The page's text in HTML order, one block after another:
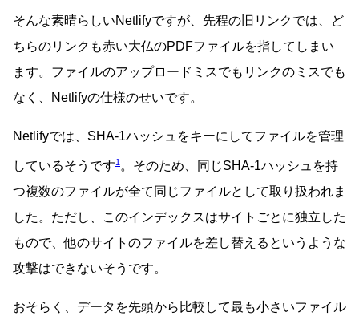
そんな素晴らしいNetlifyですが、先程の旧リンクでは、ど
ちらのリンクも赤い大仏のPDFファイルを指してしまい
ます。ファイルのアップロードミスでもリンクのミスでも
なく、Netlifyの仕様のせいです。
Netlifyでは、SHA-1ハッシュをキーにしてファイルを管理
しているそうです1 。そのため、同じSHA-1ハッシュを持
つ複数のファイルが全て同じファイルとして取り扱われま
した。ただし、このインデックスはサイトごとに独立した
もので、他のサイトのファイルを差し替えるというような
攻撃はできないそうです。
おそらく、データを先頭から比較して最も小さいファイル